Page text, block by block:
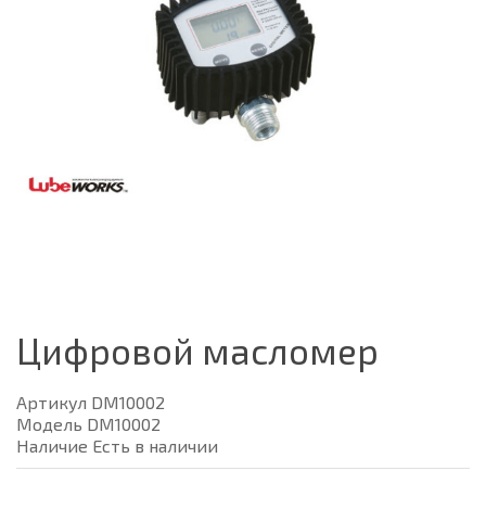
Цифровой масломер
Артикул DM10002
Модель DM10002
Наличие Есть в наличии